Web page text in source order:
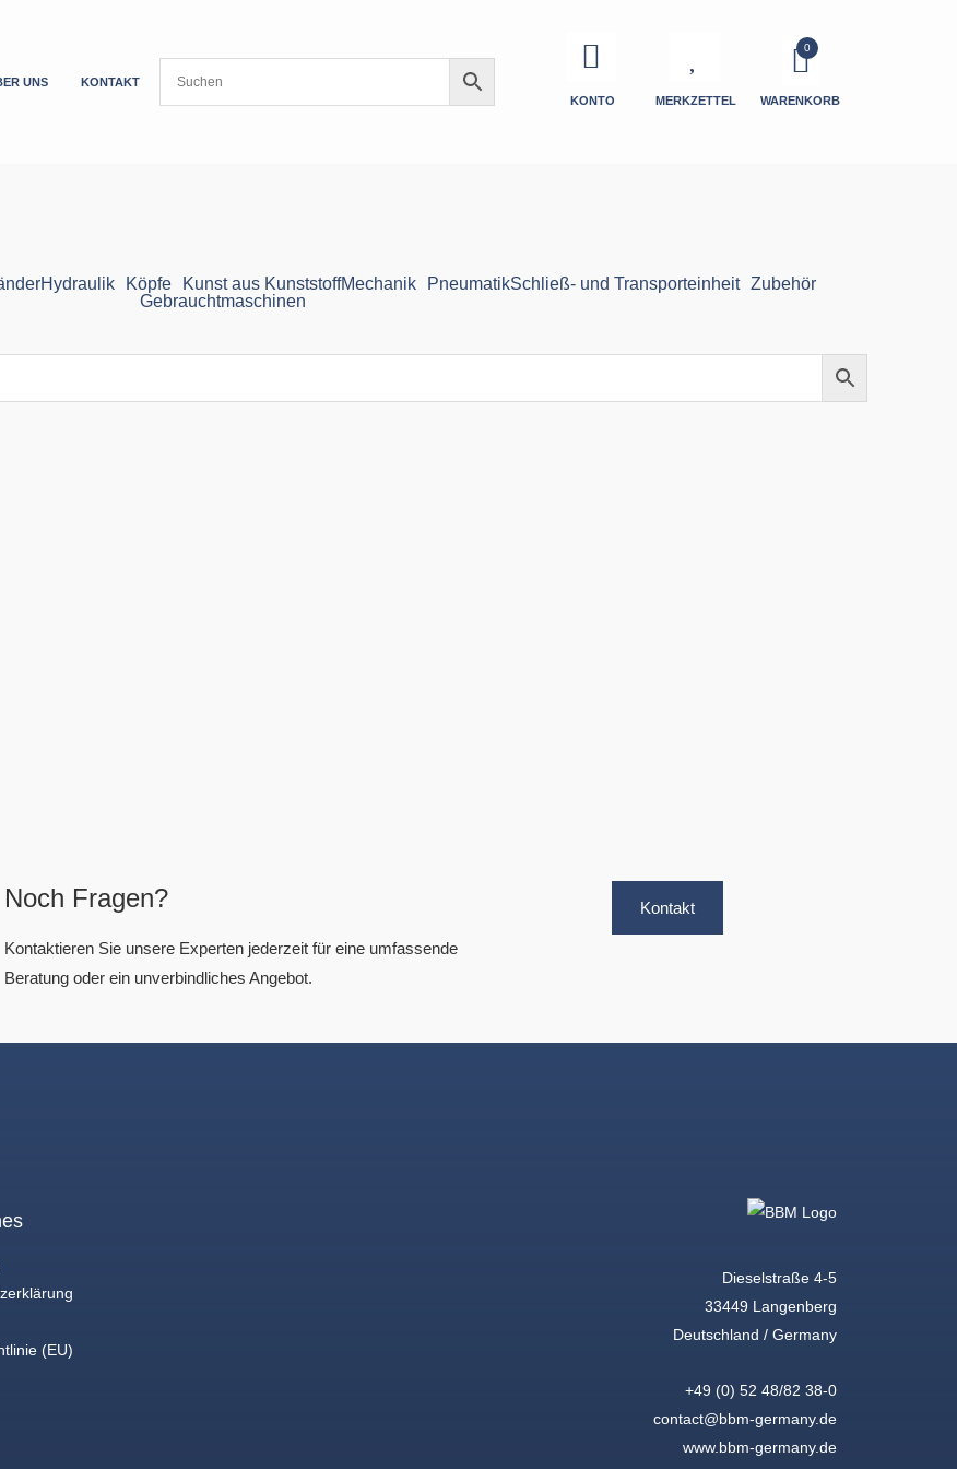
UNS
KONTAKT
KONTO
MERKZETTEL WARENKORB
Hydraulik Köpfe Kunst aus KunststoffMechanik PneumatikSchließ- und Transporteinheit
Zubehör
Gebrauchtmaschinen
Noch Fragen?
Kontaktieren Sie unsere Experten jederzeit für eine umfassende
Beratung oder ein unverbindliches Angebot.
Kontakt
(EU)
Dieselstraße 4-5
33449 Langenberg
Deutschland / Germany
+49 (0) 52 48/82 38-0
contact@bbm-germany.de
www.bbm-germany.de